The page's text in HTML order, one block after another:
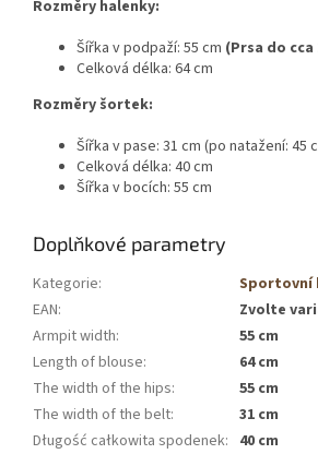
Rozměry halenky:
Šířka v podpaží: 55 cm (Prsa do cca
Celková délka: 64 cm
Rozměry šortek:
Šířka v pase: 31 cm (po natažení: 45
Celková délka: 40 cm
Šířka v bocích: 55 cm
Doplňkové parametry
Kategorie:
Sportovní
EAN:
Zvolte
Armpit width:
55 cm
Length of blouse:
64 cm
The width of the hips:
55 cm
The width of the belt:
31 cm
Długość całkowita spodenek: 40 cm